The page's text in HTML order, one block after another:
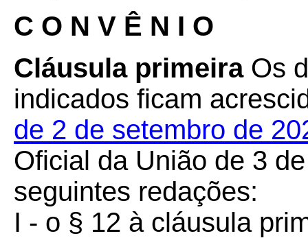
C O N V Ê N I O
Cláusula primeiraOs
indicados ficam
de 2 de setembro de
Oficial da União de 3
seguintes redações:
I - o § 12 à cláusula